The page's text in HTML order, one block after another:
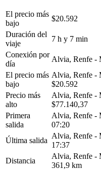
El precio más
bajo
$20.592
Duración del
viaje
7 h y 7 min
Conexión por
día
Alvia, Renfe -
El precio más
bajo
Alvia, Renfe -
$20.592
Precio más
alto
Alvia, Renfe -
$77.140,37
Primera
salida
Alvia, Renfe -
07:20
Última salida
Alvia, Renfe -
17:37
Distancia
Alvia, Renfe -
361,9 km